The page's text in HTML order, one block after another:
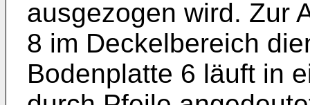
ausgezogen wird. Zur
8 im Deckelbereich
Bodenplatte 6 läuft in